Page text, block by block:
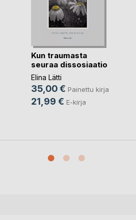
Kun traumasta
seuraa dissosiaatio
Elina Lätti
35,00 € Painettu kirja
21,99 € E-kirja